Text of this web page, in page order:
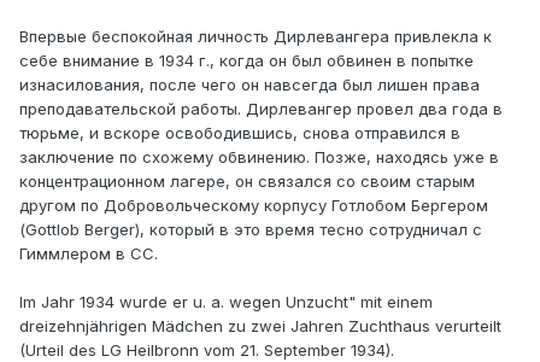
Впервые беспокойная личность Дирлевангера привлекла к
себе внимание в 1934 г., когда он был обвинен в попытке
изнасилования, после чего он навсегда был лишен права
преподавательской работы. Дирлевангер провел два года в
тюрьме, и вскоре освободившись, снова отправился в
заключение по схожему обвинению. Позже, находясь уже в
концентрационном лагере, он связался со своим старым
другом по Добровольческому корпусу Готлoбом Бергером
(Gottlob Berger), который в это время тесно сотрудничал с
Гиммлером в СС.
Im Jahr 1934 wurde er u. a. wegen Unzucht" mit einem
dreizehnjährigen Mädchen zu zwei Jahren Zuchthaus verurteilt
(Urteil des LG Heilbronn vom 21. September 1934).